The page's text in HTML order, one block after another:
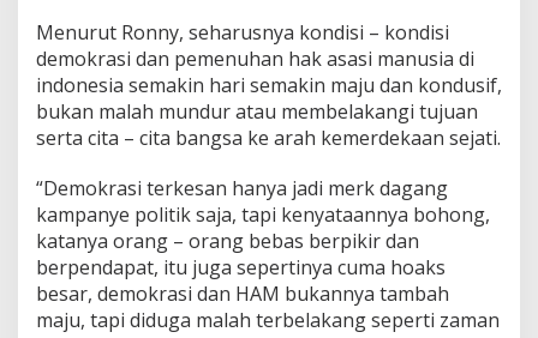
Menurut Ronny, seharusnya kondisi – kondisi
demokrasi dan pemenuhan hak asasi manusia di
indonesia semakin hari semakin maju dan kondusif,
bukan malah mundur atau membelakangi tujuan
serta cita – cita bangsa ke arah kemerdekaan sejati.
“Demokrasi terkesan hanya jadi merk dagang
kampanye politik saja, tapi kenyataannya bohong,
katanya orang – orang bebas berpikir dan
berpendapat, itu juga sepertinya cuma hoaks
besar, demokrasi dan HAM bukannya tambah
maju, tapi diduga malah terbelakang seperti zaman